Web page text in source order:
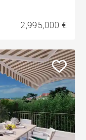
2,995,000 €